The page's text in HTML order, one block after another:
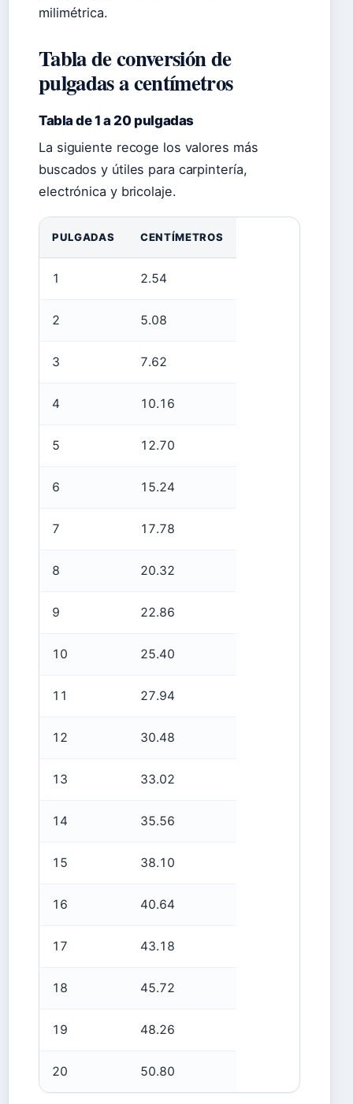
milimétrica.
Tabla de conversión de
pulgadas a centímetros
Tabla de 1 a 20 pulgadas
La siguiente recoge los valores más
buscados y útiles para carpintería,
electrónica y bricolaje.
PULGADAS CENTÍMETROS
1 2.54
2 5.08
3 7.62
4 10.16
5 12.70
6 15.24
7 17.78
8 20.32
9 22.86
10 25.40
11 27.94
12 30.48
13 33.02
14 35.56
15 38.10
16 40.64
17 43.18
18 45.72
19 48.26
20 50.80